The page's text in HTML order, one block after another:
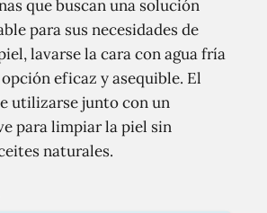
que buscan una solución
para sus necesidades de
lavarse la cara con agua fría
eficaz y asequible. El
utilizarse junto con un
para limpiar la piel sin
naturales.